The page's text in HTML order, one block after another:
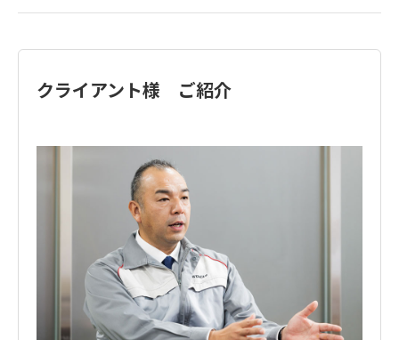
クライアント様 ご紹介